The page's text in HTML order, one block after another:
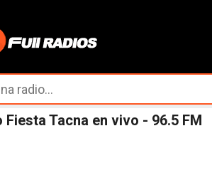
Fiesta Tacna en vivo - 96.5 FM